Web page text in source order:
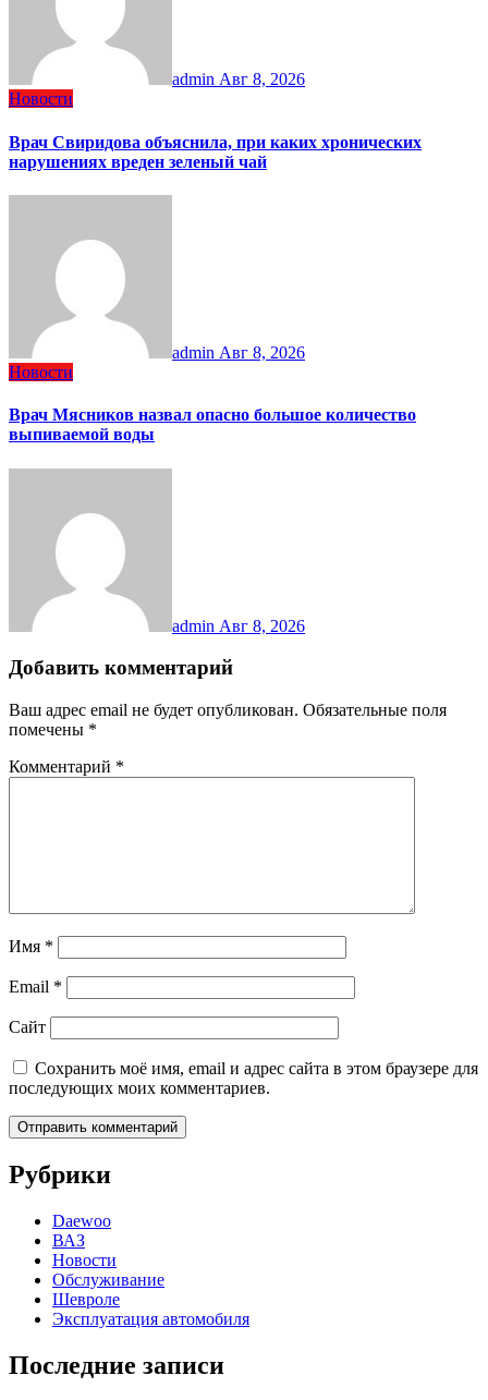
admin Авг 8, 2026
Новости
Врач Свиридова объяснила, при каких хронических
нарушениях вреден зеленый чай
admin Авг 8, 2026
Новости
Врач Мясников назвал опасно большое количество
выпиваемой воды
admin Авг 8, 2026
Добавить комментарий
Ваш адрес email не будет опубликован. Обязательные поля
помечены *
Комментарий *
Имя *
Email *
Сайт
Сохранить моё имя, email и адрес сайта в этом браузере для
последующих моих комментариев.
Рубрики
Daewoo
ВАЗ
Новости
Обслуживание
Шевроле
Эксплуатация автомобиля
Последние записи